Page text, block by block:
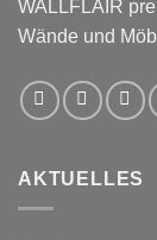
WALLFLAIR
Wände und
AKTUELLES